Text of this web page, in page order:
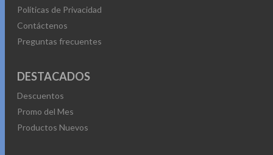
Políticas de Privacidad
Contáctenos
Preguntas frecuentes
DESTACADOS
Descuentos
Promo del Mes
Productos Nuevos